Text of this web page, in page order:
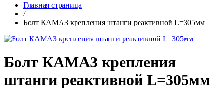
Главная страница
/
Болт КАМАЗ крепления штанги реактивной L=305мм
Болт КАМАЗ крепления
штанги реактивной L=305мм